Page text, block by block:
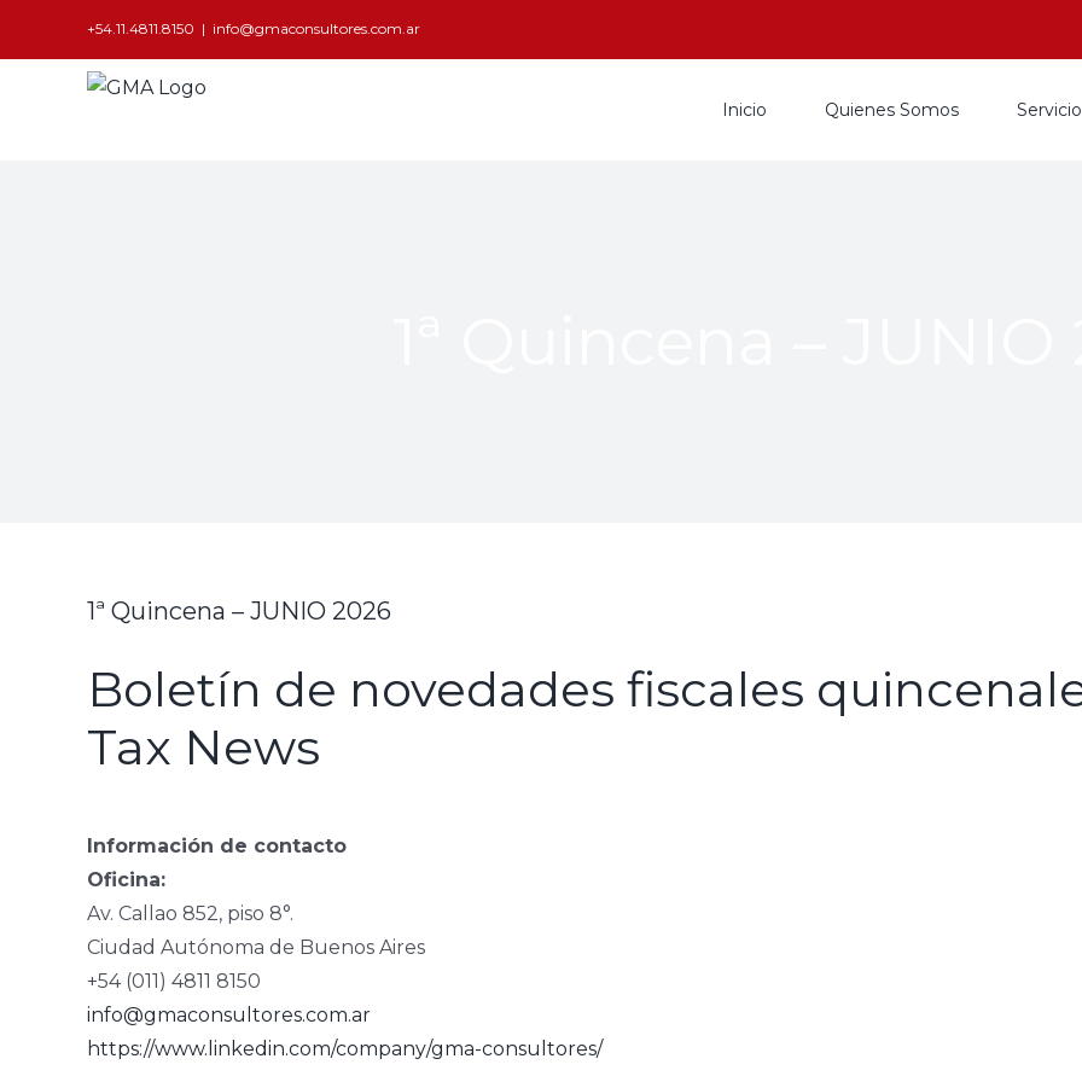
+54.11.4811.8150 | info@gmaconsultores.com.ar
Inicio Quienes Somos
1ª Quincena – JUNIO 2026
Boletín de novedades fiscales
Tax News
Información de contacto
Oficina:
Av. Callao 852, piso 8°.
Ciudad Autónoma de Buenos Aires
+54 (011) 4811 8150
info@gmaconsultores.com.ar
https://www.linkedin.com/company/gma-consultores/